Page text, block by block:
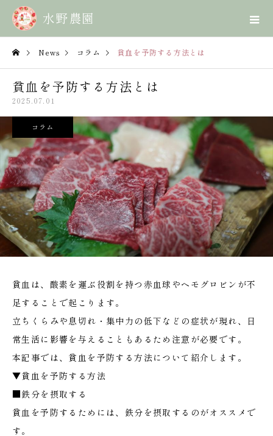
News コラム 貧血を予防する方法とは
貧血を予防する方法とは
2025.07.01
コラム
貧血は、酸素を運ぶ役割を持つ赤血球やヘモグロビンが不
足することで起こります。
立ちくらみや息切れ・集中力の低下などの症状が現れ、日
常生活に影響を与えることもあるため注意が必要です。
本記事では、貧血を予防する方法について紹介します。
▼貧血を予防する方法
■鉄分を摂取する
貧血を予防するためには、鉄分を摂取するのがオススメで
す。